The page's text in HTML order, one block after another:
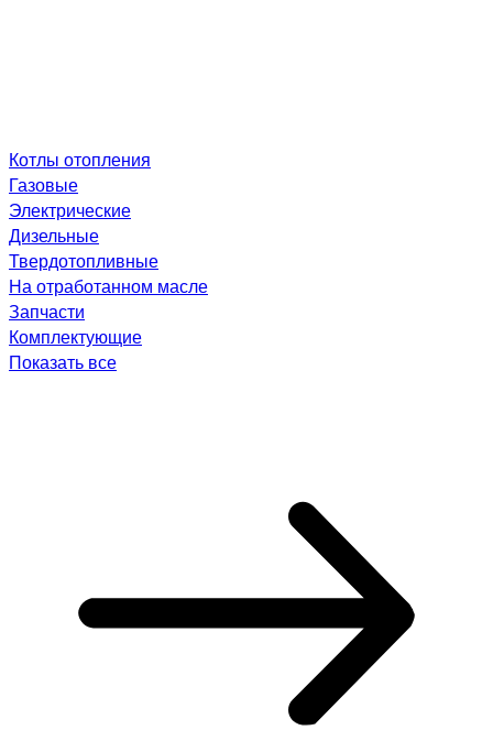
Котлы отопления
Газовые
Электрические
Дизельные
Твердотопливные
На отработанном масле
Запчасти
Комплектующие
Показать все